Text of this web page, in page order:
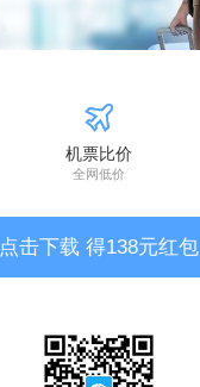
机票比价
全网低价
点击下载 得138元红包